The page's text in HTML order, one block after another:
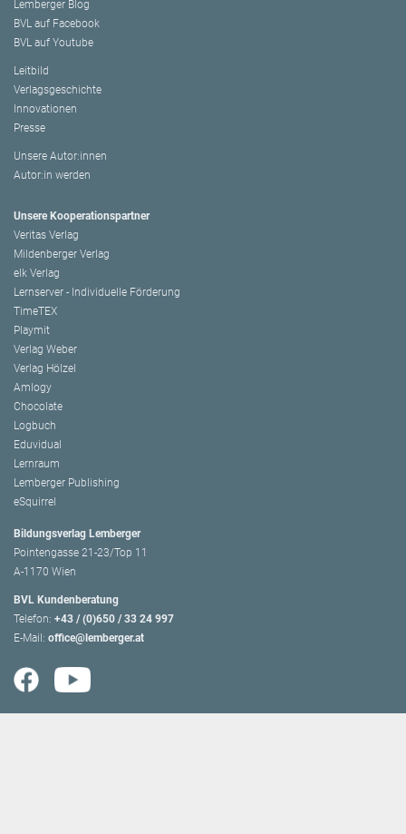
Lemberger Blog
BVL auf Facebook
BVL auf Youtube
Leitbild
Verlagsgeschichte
Innovationen
Presse
Unsere Autor:innen
Autor:in werden
Unsere Kooperationspartner
Veritas Verlag
Mildenberger Verlag
elk Verlag
Lernserver - Individuelle Förderung
TimeTEX
Playmit
Verlag Weber
Verlag Hölzel
Amlogy
Chocolate
Logbuch
Eduvidual
Lernraum
Lemberger Publishing
eSquirrel
Bildungsverlag Lemberger
Pointengasse 21-23/Top 11
A-1170 Wien
BVL Kundenberatung
Telefon: +43 / (0)650 / 33 24 997
E-Mail: office@lemberger.at